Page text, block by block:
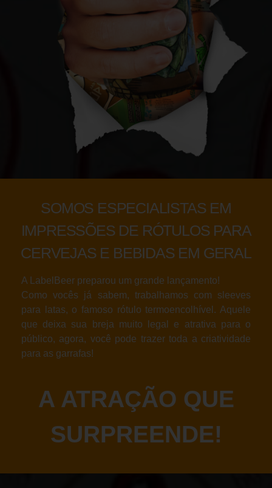
SOMOS ESPECIALISTAS EM
IMPRESSÕES DE RÓTULOS PARA
CERVEJAS E BEBIDAS EM GERAL
A LabelBeer preparou um grande lançamento!
Como vocês já sabem, trabalhamos com sleeves
para latas, o famoso rótulo termoencolhível. Aquele
que deixa sua breja muito legal e atrativa para o
público, agora, você pode trazer toda a criatividade
para as garrafas!
A ATRAÇÃO QUE
SURPREENDE!